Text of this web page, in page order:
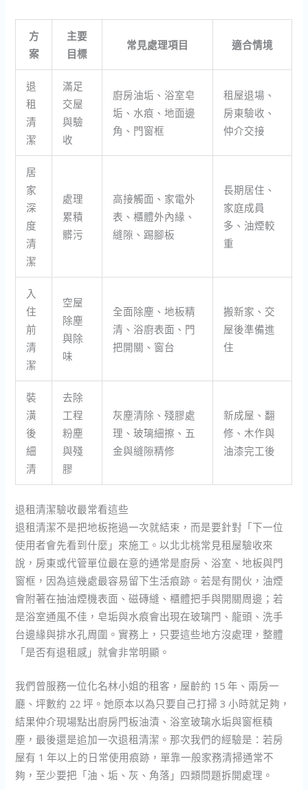
方
案
主要
目標
常見處理項目 適合情境
退
租
清
潔
滿足
交屋
與驗
收
廚房油垢、浴室皂
垢、水痕、地面邊
角、門窗框
租屋退場、
房東驗收、
仲介交接
居
家
深
度
清
潔
處理
累積
髒污
高接觸面、家電外
表、櫃體外內緣、
縫隙、踢腳板
長期居住、
家庭成員
多、油煙較
重
入
住
前
清
潔
空屋
除塵
與除
味
全面除塵、地板精
清、浴廚表面、門
把開關、窗台
搬新家、交
屋後準備進
住
裝
潢
後
細
清
去除
工程
粉塵
與殘
膠
灰塵清除、殘膠處
理、玻璃細擦、五
金與縫隙精修
新成屋、翻
修、木作與
油漆完工後
退租清潔驗收最常看這些
退租清潔不是把地板拖過一次就結束，而是要針對「下一位
使用者會先看到什麼」來施工。以北北桃常見租屋驗收來
說，房東或代管單位最在意的通常是廚房、浴室、地板與門
窗框，因為這幾處最容易留下生活痕跡。若是有開伙，油煙
會附著在抽油煙機表面、磁磚縫、櫃體把手與開關周邊；若
是浴室通風不佳，皂垢與水痕會出現在玻璃門、龍頭、洗手
台邊緣與排水孔周圍。實務上，只要這些地方沒處理，整體
「是否有退租感」就會非常明顯。
我們曾服務一位化名林小姐的租客，屋齡約 15 年、兩房一
廳、坪數約 22 坪。她原本以為只要自己打掃 3 小時就足夠，
結果仲介現場點出廚房門板油漬、浴室玻璃水垢與窗框積
塵，最後還是追加一次退租清潔。那次我們的經驗是：若房
屋有 1 年以上的日常使用痕跡，單靠一般家務清掃通常不
夠，至少要把「油、垢、灰、角落」四類問題拆開處理。